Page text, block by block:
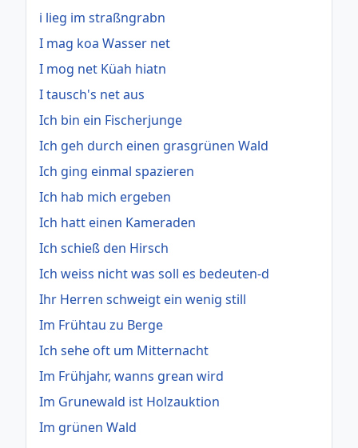
i lieg im straßngrabn
I mag koa Wasser net
I mog net Küah hiatn
I tausch's net aus
Ich bin ein Fischerjunge
Ich geh durch einen grasgrünen Wald
Ich ging einmal spazieren
Ich hab mich ergeben
Ich hatt einen Kameraden
Ich schieß den Hirsch
Ich weiss nicht was soll es bedeuten-d
Ihr Herren schweigt ein wenig still
Im Frühtau zu Berge
Ich sehe oft um Mitternacht
Im Frühjahr, wanns grean wird
Im Grunewald ist Holzauktion
Im grünen Wald